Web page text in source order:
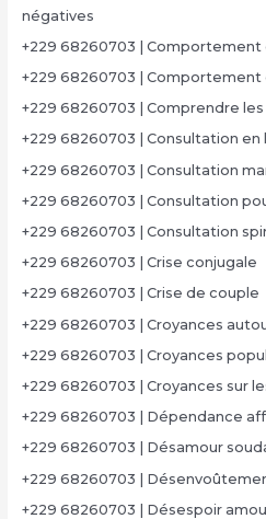
négatives
+229 68260703 |
+229 68260703 | Comportement
+229 68260703 | Comprendre
+229 68260703 | Consultation
+229 68260703 | Consultation
+229 68260703 | Consultation
+229 68260703 | Consultation
+229 68260703 | Crise conjugale
+229 68260703 | Crise de couple
+229 68260703 | Croyances
+229 68260703 | Croyances
+229 68260703 | Croyances sur
+229 68260703 | Dépendance
+229 68260703 | Désamour
+229 68260703 |
+229 68260703 | Désespoir